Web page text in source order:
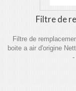
Filtre de
Filtre de
boite a air d'origine
-